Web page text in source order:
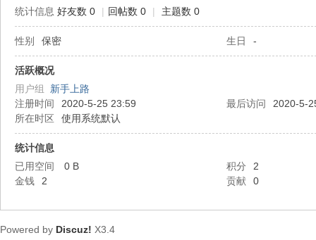
统计信息 好友数 0 | 回帖数 0 | 主题数 0
性别 保密 生日 -
活跃概况
用户组 新手上路
注册时间
2020-5-25 23:59 最后访问
2020-5-
所在时区
使用系统默认
统计信息
已用空间
0 B 积分
2
金钱
2 贡献 0
Powered by Discuz! X3.4